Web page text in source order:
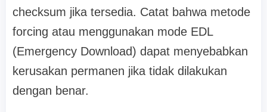
checksum jika tersedia. Catat bahwa metode
forcing atau menggunakan mode EDL
(Emergency Download) dapat menyebabkan
kerusakan permanen jika tidak dilakukan
dengan benar.